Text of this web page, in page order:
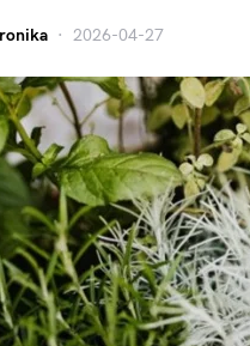
2026-04-27